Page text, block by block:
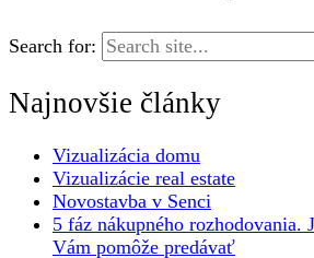
Search for:
Najnovšie články
Vizualizácia domu
Vizualizácie real estate
Novostavba v Senci
5 fáz nákupného rozhodovania.
Vám pomôže predávať